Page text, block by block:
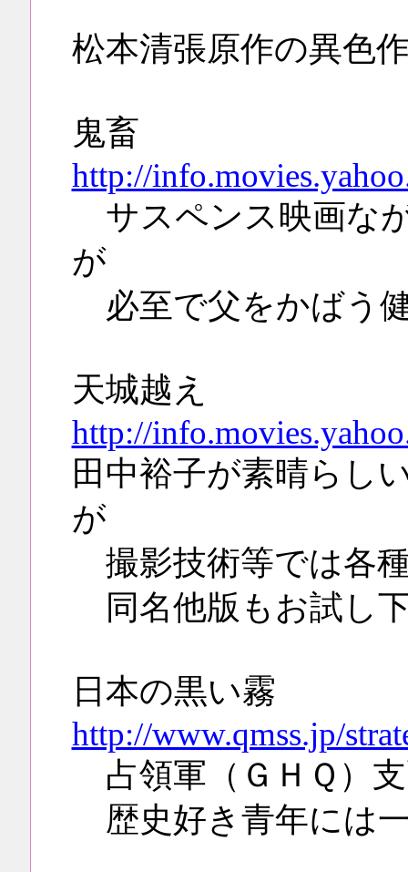
松本清張原作の異色
鬼畜
http://
サスペンス映画な
が
必至で父をかばう
天城越え
http://
田中裕子が素晴らし
が
撮影技術等では各
同名他版もお試し
日本の黒い霧
http://www.qmss.jp/
占領軍（ＧＨＱ）
歴史好き青年には